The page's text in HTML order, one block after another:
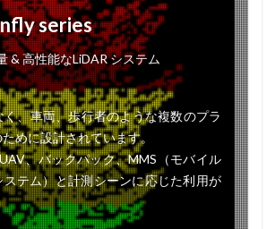
series
& 高性能なLiDAR システム
く、車両、歩行者のような複数のプラ
めに設計されています。
、バックパック、MMS（モバイル
ステム）と計測シーンに応じた利用が